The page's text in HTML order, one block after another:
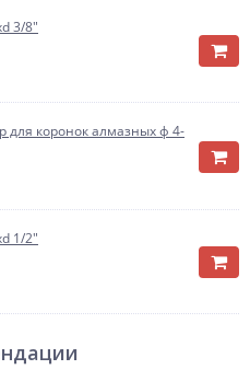
3/8"
для коронок алмазных ф 4-
1/2"